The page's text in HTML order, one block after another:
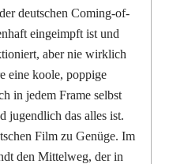
deutschen Coming-of-
eingeimpft ist und
aber nie wirklich
eine koole, poppige
in jedem Frame selbst
jugendlich das alles ist.
Film zu Genüge. Im
den Mittelweg, der in